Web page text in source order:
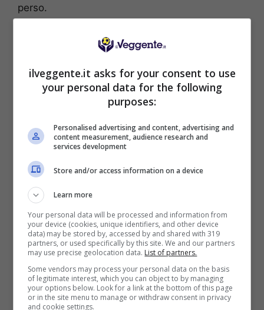
perso.
Le probabili formazioni di
PERU’ (4-1-4-1):Gallesse; Sonne, Garces,
Barco, Lopez; Carrillo, Noriega, Concha; Velez,
SPAGNA (4-2-3-1):Raya; Porro, Pubill,
Laporte, Grimaldo; Gavi, Zubimendi; Torres,
Olmo, Baena; Iglesias.
POSSIBILE RISULTATO: 1-3
BONUS SPORTBET: 100€ SUBITO
Bonus 50€ SENZA deposito + fino a 50€ di
ilveggente.it asks for your consent to use
your personal data for the following
purposes:
Personalised advertising and content, advertising and
content measurement, audience research and
services development
Store and/or access information on a device
Learn more
Your personal data will be processed and information from
your device (cookies, unique identifiers, and other device
data) may be stored by, accessed by and shared with 319
partners, or used specifically by this site. We and our partners
may use precise geolocation data. List of partners.
Some vendors may process your personal data on the basis
of legitimate interest, which you can object to by managing
your options below. Look for a link at the bottom of this page
or in the site menu to manage or withdraw consent in privacy
and cookie settings.